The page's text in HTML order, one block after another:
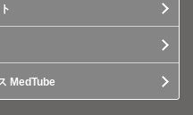
MedTube